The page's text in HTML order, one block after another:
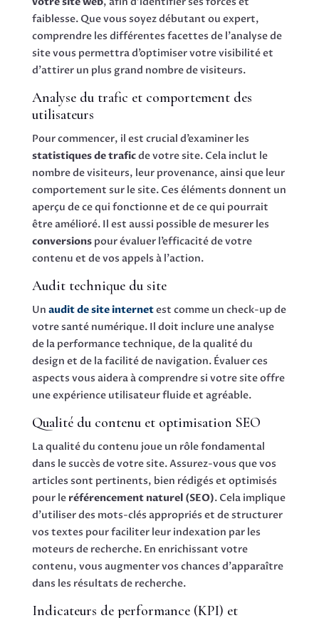
faiblesse. Que vous soyez débutant ou expert,
comprendre les différentes facettes de l’analyse de
site vous permettra d’optimiser votre visibilité et
d’attirer un plus grand nombre de visiteurs.
Analyse du trafic et comportement des
utilisateurs
Pour commencer, il est crucial d’examiner les
statistiques de traficde votre site. Cela inclut le
nombre de visiteurs, leur provenance, ainsi que leur
comportement sur le site. Ces éléments donnent un
aperçu de ce qui fonctionne et de ce qui pourrait
être amélioré. Il est aussi possible de mesurer les
conversionspour évaluer l’efficacité de votre
contenu et de vos appels à l’action.
Audit technique du site
Un audit de site internetest comme un check-up de
votre santé numérique. Il doit inclure une analyse
de la performance technique, de la qualité du
design et de la facilité de navigation. Évaluer ces
aspects vous aidera à comprendre si votre site offre
une expérience utilisateur fluide et agréable.
Qualité du contenu et optimisation SEO
La qualité du contenu joue un rôle fondamental
dans le succès de votre site. Assurez-vous que vos
articles sont pertinents, bien rédigés et optimisés
pour le référencement naturel (SEO). Cela implique
d’utiliser des mots-clés appropriés et de structurer
vos textes pour faciliter leur indexation par les
moteurs de recherche. En enrichissant votre
contenu, vous augmenter vos chances d’apparaître
dans les résultats de recherche.
Indicateurs de performance (KPI) et